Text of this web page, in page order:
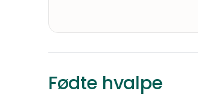
Fødte hvalpe